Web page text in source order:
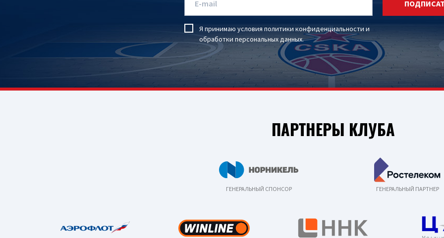
Я принимаю условия политики конфиденциальности и
обработки персональных данных.
ПАРТНЕРЫ КЛУБА
ГЕНЕРАЛЬНЫЙ СПОНСОР ГЕНЕРАЛЬНЫЙ ПАРТНЕР